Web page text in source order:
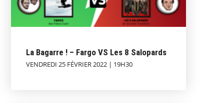
La Bagarre ! – Fargo VS Les 8 Salopards
VENDREDI 25 FÉVRIER 2022 | 19H30